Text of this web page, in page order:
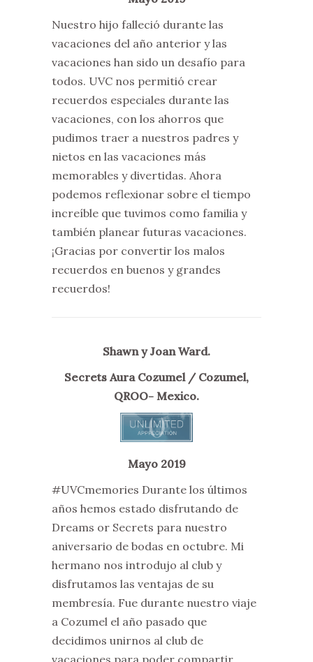
Nuestro hijo falleció durante las
vacaciones del año anterior y las
vacaciones han sido un desafío para
todos. UVC nos permitió crear
recuerdos especiales durante las
vacaciones, con los ahorros que
pudimos traer a nuestros padres y
nietos en las vacaciones más
memorables y divertidas. Ahora
podemos reflexionar sobre el tiempo
increíble que tuvimos como familia y
también planear futuras vacaciones.
¡Gracias por convertir los malos
recuerdos en buenos y grandes
recuerdos!
Shawn y Joan Ward.
Secrets Aura Cozumel / Cozumel,
QROO- Mexico.
Mayo 2019
#UVCmemories Durante los últimos
años hemos estado disfrutando de
Dreams or Secrets para nuestro
aniversario de bodas en octubre. Mi
hermano nos introdujo al club y
disfrutamos las ventajas de su
membresía. Fue durante nuestro viaje
a Cozumel el año pasado que
decidimos unirnos al club de